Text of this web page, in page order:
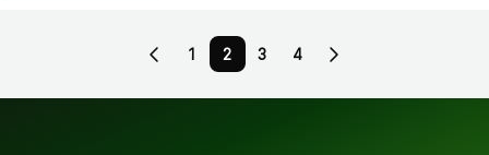
1 2 3 4